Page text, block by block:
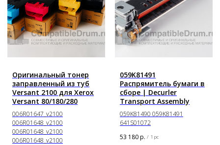
Оригинальный тонер
заправленный из туб
Versant 2100 для Xerox
Versant 80/180/280
006R01647_v2100
006R01648_v2100
006R01648_v2100
006R01648_v2100
059K81491
Распрямитель бумаги в
сборе | Decurler
Transport Assembly
059K81490 059K81491
641S01072
53 180р. / 1 pc